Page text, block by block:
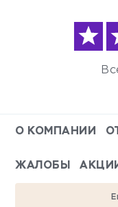
О КОМПАНИИ
ЖАЛОБЫ